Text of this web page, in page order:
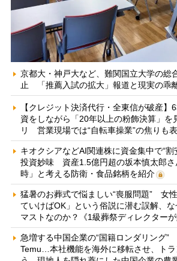
京都大・神戸大など、難関国立大学の総
止 「推薦入試の拡大」報道と現実の乖
【クレジット決済代行・全東信が破産】
資をしながら「20年以上の粉飾決算」を
リ 営業現場では“自転車操業”の焦りも
キオクシアなどAI関連株に資金集中で“割
投資妙味 資産1.5億円超の坂本慎太郎さ
時」と考える防衛・食品銘柄を紹介
猛暑のお葬式で悩ましい“喪服問題” 女
ていけばOK」という俗説に潜む誤解、
マストなのか？《1級葬祭ディレクターが
急増する中国企業の“国籍ロンダリング”
Temu…本社機能を海外に移転させ、ト